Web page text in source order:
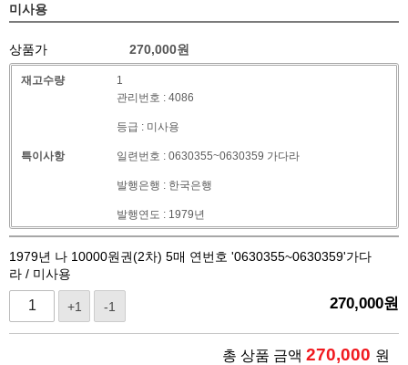
미사용
상품가 270,000원
재고수량 1
특이사항
관리번호 : 4086
등급 : 미사용
일련번호 : 0630355~0630359 가다라
발행은행 : 한국은행
발행연도 : 1979년
1979년 나 10000원권(2차) 5매 연번호 '0630355~0630359'가다
라 / 미사용
+1 -1 270,000원
총 상품 금액 270,000 원